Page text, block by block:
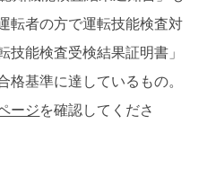
転者の方で運転技能検査対
技能検査受検結果証明書」
格基準に達しているもの。
ージを確認してくださ